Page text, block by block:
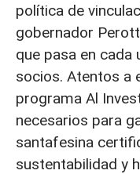
política de
gobernador
que pasa en cada
socios. Atentos a
programa Al
necesarios para
santafesina
sustentabilidad y